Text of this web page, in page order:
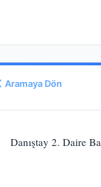
Aramaya Dön
Danıştay 2. Daire